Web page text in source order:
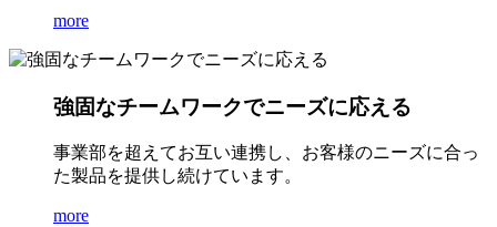
more
強固なチームワークでニーズに応える
事業部を超えてお互い連携し、お客様のニーズに合っ
た製品を提供し続けています。
more